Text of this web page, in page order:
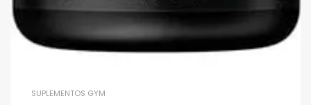
SUPLEMENTOS GYM